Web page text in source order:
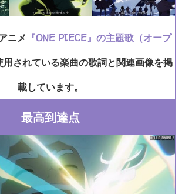
ニメ 『ONE PIECE』の主題歌（オープ
用されている楽曲の歌詞と関連画像を掲
載しています。
最高到達点